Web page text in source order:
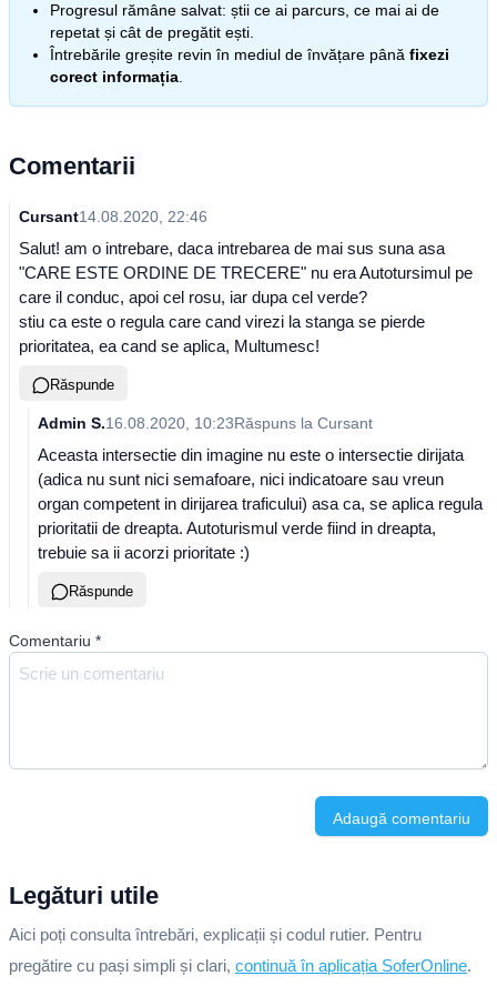
Progresul rămâne salvat: știi ce ai parcurs, ce mai ai de
repetat și cât de pregătit ești.
Întrebările greșite revin în mediul de învățare până fixezi
corect informația
Comentarii
Cursant14.08.2020, 22:46
Salut! am o intrebare, daca intrebarea de mai sus suna asa
"CARE ESTE ORDINE DE TRECERE" nu era Autotursimul pe
care il conduc, apoi cel rosu, iar dupa cel verde?
stiu ca este o regula care cand virezi la stanga se pierde
prioritatea, ea cand se aplica, Multumesc!
Răspunde
Admin S.16.08.2020, 10:23Răspuns la Cursant
Aceasta intersectie din imagine nu este o intersectie dirijata
(adica nu sunt nici semafoare, nici indicatoare sau vreun
organ competent in dirijarea traficului) asa ca, se aplica regula
prioritatii de dreapta. Autoturismul verde fiind in dreapta,
trebuie sa ii acorzi prioritate :)
Răspunde
Comentariu *
Adaugă comentariu
Legături utile
Aici poți consulta întrebări, explicații și codul rutier. Pentru
pregătire cu pași simpli și clari, continuă în aplicația SoferOnline.